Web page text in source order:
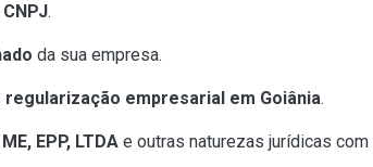
.
da sua empresa.
empresarial em Goiânia.
EPP, LTDA e outras naturezas jurídicas com